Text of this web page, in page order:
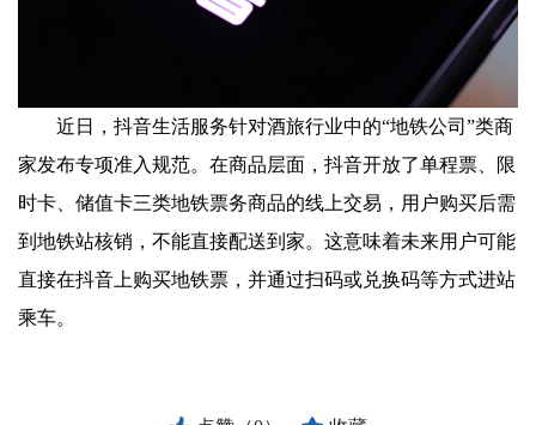
近日，抖音生活服务针对酒旅行业中的“地铁公司”类商
家发布专项准入规范。在商品层面，抖音开放了单程票、限
时卡、储值卡三类地铁票务商品的线上交易，用户购买后需
到地铁站核销，不能直接配送到家。这意味着未来用户可能
直接在抖音上购买地铁票，并通过扫码或兑换码等方式进站
乘车。